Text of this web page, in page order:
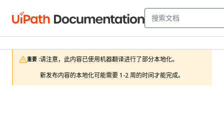
重要 :请注意，此内容已使用机器翻译进行了部分本地化。
新发布内容的本地化可能需要 1-2 周的时间才能完成。